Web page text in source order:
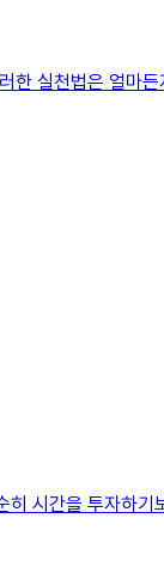
실천법은 얼마
시간을 투자하